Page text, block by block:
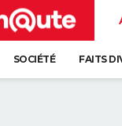
SOCIÉTÉ FAITS